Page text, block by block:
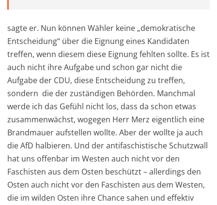
sagte er. Nun können Wähler keine „demokratische
Entscheidung“ über die Eignung eines Kandidaten
treffen, wenn diesem diese Eignung fehlten sollte. Es ist
auch nicht ihre Aufgabe und schon gar nicht die
Aufgabe der CDU, diese Entscheidung zu treffen,
sondern die der zuständigen Behörden. Manchmal
werde ich das Gefühl nicht los, dass da schon etwas
zusammenwächst, wogegen Herr Merz eigentlich eine
Brandmauer aufstellen wollte. Aber der wollte ja auch
die AfD halbieren. Und der antifaschistische Schutzwall
hat uns offenbar im Westen auch nicht vor den
Faschisten aus dem Osten beschützt – allerdings den
Osten auch nicht vor den Faschisten aus dem Westen,
die im wilden Osten ihre Chance sahen und effektiv